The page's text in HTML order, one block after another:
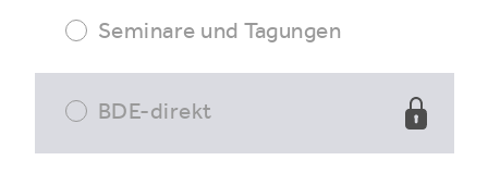
Seminare und Tagungen
BDE-direkt